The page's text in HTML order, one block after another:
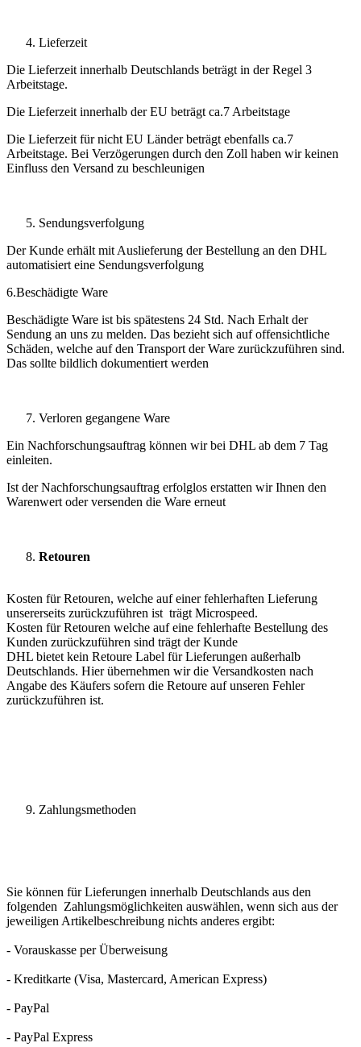
Lieferzeit
Die Lieferzeit innerhalb Deutschlands beträgt in der Regel 3
Arbeitstage.
Die Lieferzeit innerhalb der EU beträgt ca.7 Arbeitstage
Die Lieferzeit für nicht EU Länder beträgt ebenfalls ca.7
Arbeitstage. Bei Verzögerungen durch den Zoll haben wir keinen
Einfluss den Versand zu beschleunigen
Sendungsverfolgung
Der Kunde erhält mit Auslieferung der Bestellung an den DHL
automatisiert eine Sendungsverfolgung
6.Beschädigte Ware
Beschädigte Ware ist bis spätestens 24 Std. Nach Erhalt der
Sendung an uns zu melden. Das bezieht sich auf offensichtliche
Schäden, welche auf den Transport der Ware zurückzuführen sind.
Das sollte bildlich dokumentiert werden
Verloren gegangene Ware
Ein Nachforschungsauftrag können wir bei DHL ab dem 7 Tag
einleiten.
Ist der Nachforschungsauftrag erfolglos erstatten wir Ihnen den
Warenwert oder versenden die Ware erneut
Retouren
Kosten für Retouren, welche auf einer fehlerhaften Lieferung
unsererseits zurückzuführen ist trägt Microspeed.
Kosten für Retouren welche auf eine fehlerhafte Bestellung des
Kunden zurückzuführen sind trägt der Kunde
DHL bietet kein Retoure Label für Lieferungen außerhalb
Deutschlands. Hier übernehmen wir die Versandkosten nach
Angabe des Käufers sofern die Retoure auf unseren Fehler
zurückzuführen ist.
Zahlungsmethoden
Sie können für Lieferungen innerhalb Deutschlands aus den
folgenden Zahlungsmöglichkeiten auswählen, wenn sich aus der
jeweiligen Artikelbeschreibung nichts anderes ergibt:
- Vorauskasse per Überweisung
- Kreditkarte (Visa, Mastercard, American Express)
- PayPal
- PayPal Express